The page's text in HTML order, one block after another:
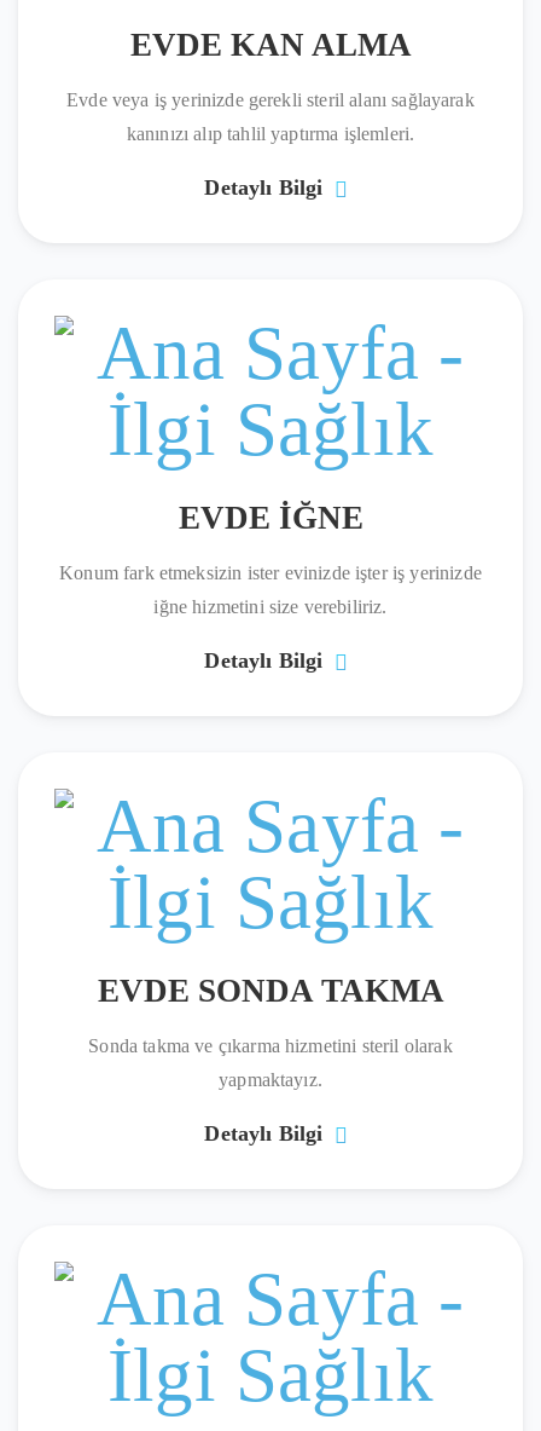
EVDE KAN ALMA
Evde veya iş yerinizde gerekli steril alanı sağlayarak
kanınızı alıp tahlil yaptırma işlemleri.
Detaylı Bilgi
EVDE İĞNE
Konum fark etmeksizin ister evinizde işter iş yerinizde
iğne hizmetini size verebiliriz.
Detaylı Bilgi
EVDE SONDA TAKMA
Sonda takma ve çıkarma hizmetini steril olarak
yapmaktayız.
Detaylı Bilgi